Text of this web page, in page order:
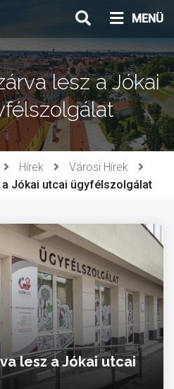
MENÜ
lesz a Jókai
Hírek
Városi Hírek
Jókai utcai ügyfélszolgálat
lesz a Jókai utcai